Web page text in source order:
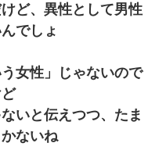
・・
なら慰謝料を払って離婚し
」「お前、これが詐欺だっ
った。で？」夫「慰謝料
も請求する」夫「」
ど、異性として男性
でしょ
女性」じゃないので
いと伝えつつ、たま
ないね